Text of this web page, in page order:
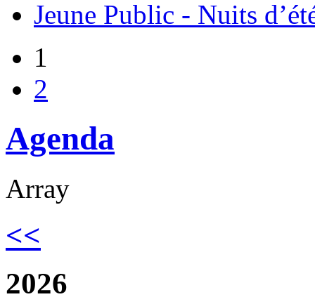
Jeune Public - Nuits
1
2
Agenda
Array
<<
2026